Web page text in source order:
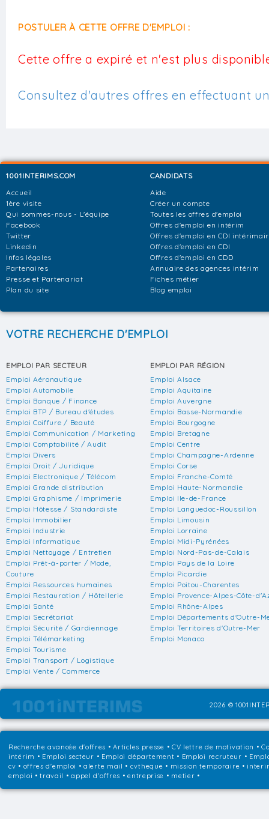
POSTULER À CETTE OFFRE D'EMPLOI :
Cette offre a expiré et n'est plus
Consultez d'autres offres en effectuant
1001INTERIMS.COM
Accueil
1ère visite
Qui sommes-nous - L'équipe
Facebook
Twitter
Linkedin
Infos légales
Partenaires
Presse et Partenariat
Plan du site
CANDIDATS
Aide
Créer un compte
Toutes les offres d'emploi
Offres d'emploi en intérim
Offres d'emploi en CDI
Offres d'emploi en CDI
Offres d'emploi en CDD
Annuaire des agences intérim
Fiches métier
Blog emploi
VOTRE RECHERCHE D'EMPLOI
EMPLOI PAR SECTEUR
Emploi Aéronautique
Emploi Automobile
Emploi Banque / Finance
Emploi BTP / Bureau d'études
Emploi Coiffure / Beauté
Emploi Communication / Marketing
Emploi Comptabilité / Audit
Emploi Divers
Emploi Droit / Juridique
Emploi Electronique / Télécom
Emploi Grande distribution
Emploi Graphisme / Imprimerie
Emploi Hôtesse / Standardiste
Emploi Immobilier
Emploi Industrie
Emploi Informatique
Emploi Nettoyage / Entretien
Emploi Prêt-à-porter / Mode,
Couture
Emploi Ressources humaines
Emploi Restauration / Hôtellerie
Emploi Santé
Emploi Secrétariat
Emploi Sécurité / Gardiennage
Emploi Télémarketing
Emploi Tourisme
Emploi Transport / Logistique
Emploi Vente / Commerce
EMPLOI PAR RÉGION
Emploi Alsace
Emploi Aquitaine
Emploi Auvergne
Emploi Basse-Normandie
Emploi Bourgogne
Emploi Bretagne
Emploi Centre
Emploi Champagne-Ardenne
Emploi Corse
Emploi Franche-Comté
Emploi Haute-Normandie
Emploi Ile-de-France
Emploi Languedoc-Roussillon
Emploi Limousin
Emploi Lorraine
Emploi Midi-Pyrénées
Emploi Nord-Pas-de-Calais
Emploi Pays de la Loire
Emploi Picardie
Emploi Poitou-Charentes
Emploi Provence-Alpes-Côte-
Emploi Rhône-Alpes
Emploi Départements d'Outre-
Emploi Territoires d'Outre-Mer
Emploi Monaco
2026 ©
Recherche avancée d'offres •Articles presse • CV lettre de motivation •
intérim • Emploi secteur • Emploi département • Emploi recruteur •
cv • offres d'emploi • alerte mail • cvtheque • mission temporaire •
emploi • travail • appel d'offres • entreprise • metier •